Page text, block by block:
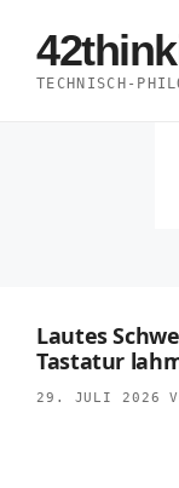
Inhalt
springen
TECHNISCH-
Lautes
Tastatur
29. JULI 2026